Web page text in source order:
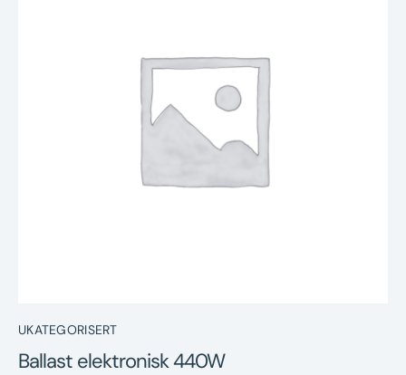
Underhållstips
Kontakt
UKATEGORISERT
Ballast elektronisk 440W